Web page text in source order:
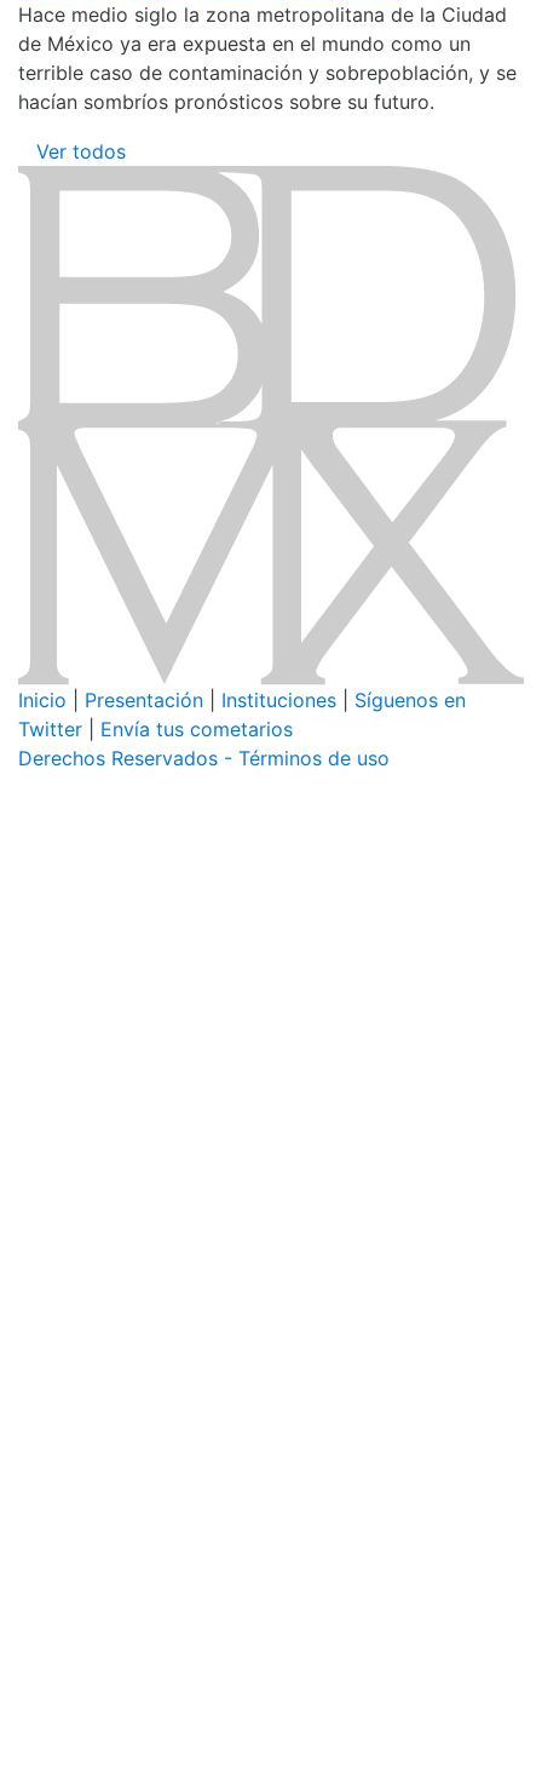
Hace medio siglo la zona metropolitana de la Ciudad
de México ya era expuesta en el mundo como un
terrible caso de contaminación y sobrepoblación, y se
hacían sombríos pronósticos sobre su futuro.
Ver todos
Inicio Presentación Instituciones
Síguenos en
Twitter
Envía tus cometarios
Derechos Reservados - Términos de uso